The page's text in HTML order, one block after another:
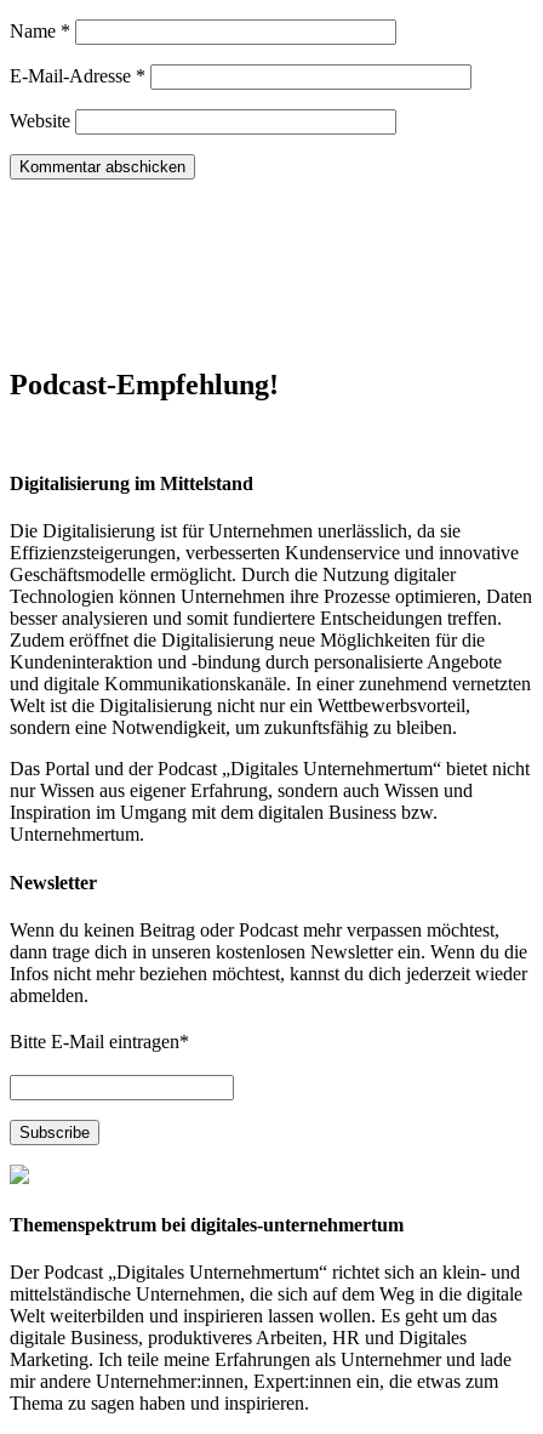
Name *
E-Mail-Adresse *
Website
Podcast-Empfehlung!
Digitalisierung im Mittelstand
Die Digitalisierung ist für Unternehmen unerlässlich, da sie
Effizienzsteigerungen, verbesserten Kundenservice und innovative
Geschäftsmodelle ermöglicht. Durch die Nutzung digitaler
Technologien können Unternehmen ihre Prozesse optimieren, Daten
besser analysieren und somit fundiertere Entscheidungen treffen.
Zudem eröffnet die Digitalisierung neue Möglichkeiten für die
Kundeninteraktion und -bindung durch personalisierte Angebote
und digitale Kommunikationskanäle. In einer zunehmend vernetzten
Welt ist die Digitalisierung nicht nur ein Wettbewerbsvorteil,
sondern eine Notwendigkeit, um zukunftsfähig zu bleiben.
Das Portal und der Podcast „Digitales Unternehmertum“ bietet nicht
nur Wissen aus eigener Erfahrung, sondern auch Wissen und
Inspiration im Umgang mit dem digitalen Business bzw.
Unternehmertum.
Newsletter
Wenn du keinen Beitrag oder Podcast mehr verpassen möchtest,
dann trage dich in unseren kostenlosen Newsletter ein. Wenn du die
Infos nicht mehr beziehen möchtest, kannst du dich jederzeit wieder
abmelden.
Bitte E-Mail eintragen*
Themenspektrum bei digitales-unternehmertum
Der Podcast „Digitales Unternehmertum“ richtet sich an klein- und
mittelständische Unternehmen, die sich auf dem Weg in die digitale
Welt weiterbilden und inspirieren lassen wollen. Es geht um das
digitale Business, produktiveres Arbeiten, HR und Digitales
Marketing. Ich teile meine Erfahrungen als Unternehmer und lade
mir andere Unternehmer:innen, Expert:innen ein, die etwas zum
Thema zu sagen haben und inspirieren.